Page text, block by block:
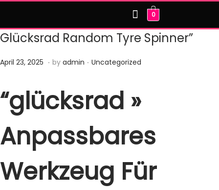
0
Glücksrad Random Tyre Spinner”
Posted on
April 23, 2025 F
r
a
r
2
. by admin . Posted in
Uncategorized
“glücksrad »
Anpassbares
Werkzeug Für